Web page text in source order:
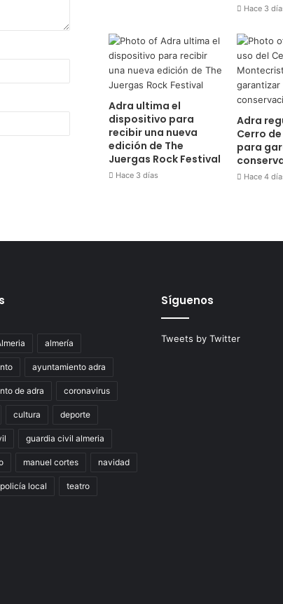
Hace 3
Adra ultima el
dispositivo para
recibir una nueva
edición de The
Juergas Rock Festival
Hace 3 días
Adra
Cerro
para
Hace 4
almería
ayuntamiento adra
de adra coronavirus
cultura deporte
guardia civil almeria
manuel cortes navidad
policía local teatro
Síguenos
Tweets by Twitter